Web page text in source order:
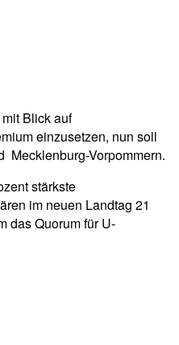
Blick auf
einzusetzen, nun soll
Mecklenburg-Vorpommern.
stärkste
im neuen Landtag 21
das Quorum für U-